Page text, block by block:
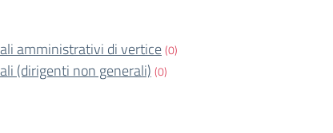
amministrativi di vertice(0)
(dirigenti non generali) (0)